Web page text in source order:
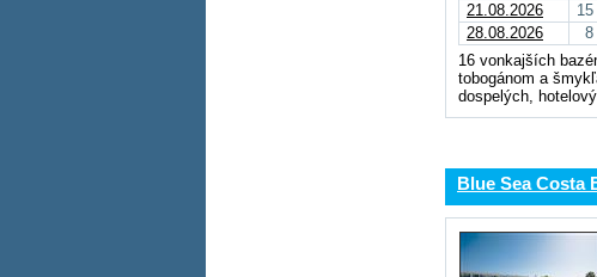
21.08.2026
28.08.2026
8
16 vonkajších
tobogánom a
dospelých,
Blue Sea Costa